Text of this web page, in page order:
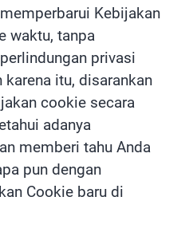
Kebijakan
waktu, tanpa
privasi
karena itu, disarankan
cookie secara
adanya
memberi tahu Anda
pun dengan
Cookie baru di